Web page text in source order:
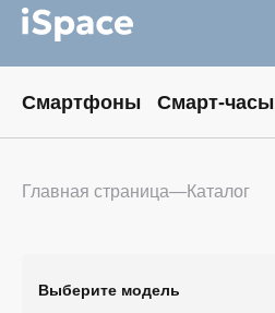
Смартфоны Смарт-часы
Главная страница Каталог
Выберите модель